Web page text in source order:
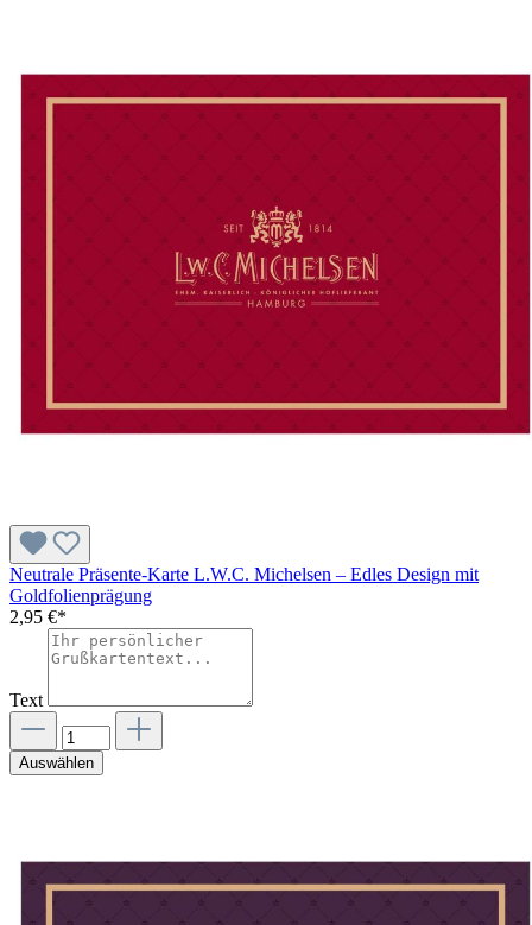
Neutrale Präsente-Karte L.W.C. Michelsen – Edles Design mit
Goldfolienprägung
2,95 €*
Text
Auswählen